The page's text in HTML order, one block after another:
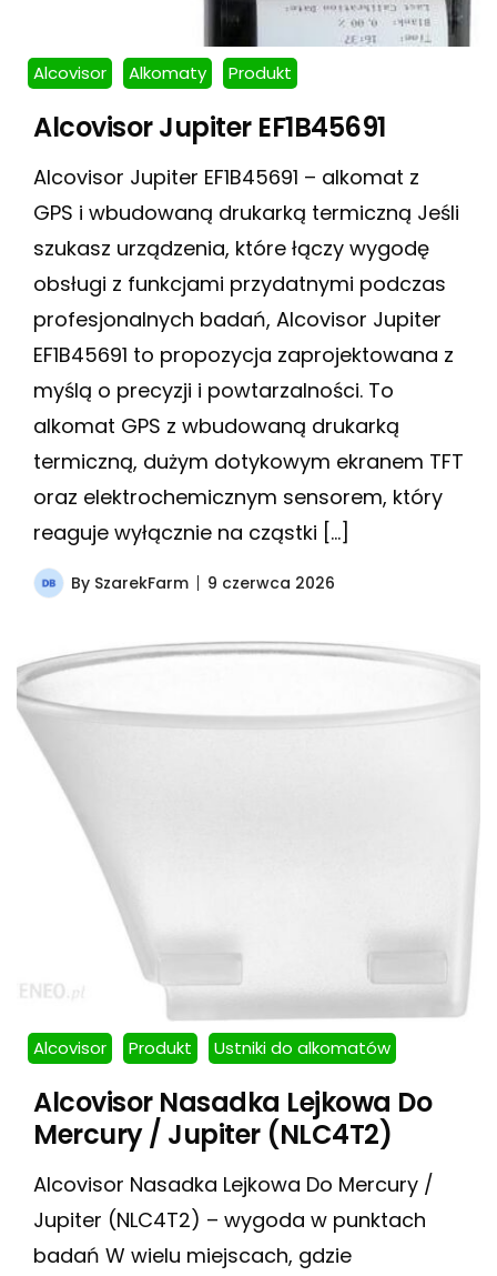
Alcovisor Alkomaty Produkt
Alcovisor Jupiter EF1B45691
Alcovisor Jupiter EF1B45691 – alkomat z
GPS i wbudowaną drukarką termiczną Jeśli
szukasz urządzenia, które łączy wygodę
obsługi z funkcjami przydatnymi podczas
profesjonalnych badań, Alcovisor Jupiter
EF1B45691 to propozycja zaprojektowana z
myślą o precyzji i powtarzalności. To
alkomat GPS z wbudowaną drukarką
termiczną, dużym dotykowym ekranem TFT
oraz elektrochemicznym sensorem, który
reaguje wyłącznie na cząstki […]
By SzarekFarm 9 czerwca 2026
Alcovisor Produkt Ustniki do alkomatów
Alcovisor Nasadka Lejkowa Do
Mercury / Jupiter (NLC4T2)
Alcovisor Nasadka Lejkowa Do Mercury /
Jupiter (NLC4T2) – wygoda w punktach
badań W wielu miejscach, gdzie